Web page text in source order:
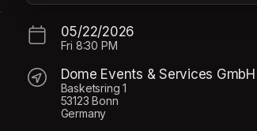
05/22/2026
Fri 8:30 PM
Dome Events & Services GmbH
Basketsring 1
53123 Bonn
Germany